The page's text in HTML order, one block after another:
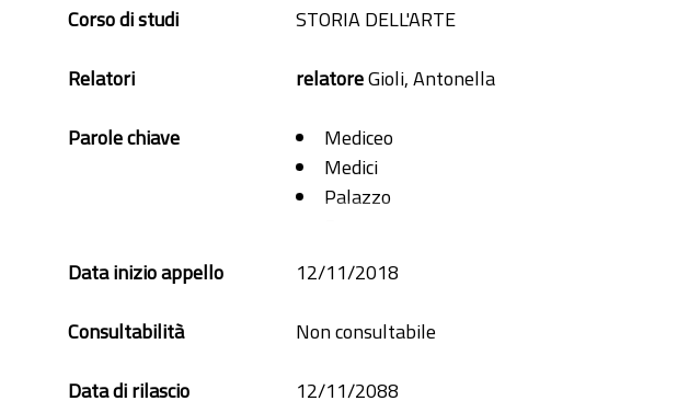
Corso di studi
STORIA DELL'ARTE
Relatori
relatoreGioli, Antonella
Parole chiave
Mediceo
Medici
Palazzo
Data inizio appello
12/11/2018
Consultabilità
Non consultabile
Data di rilascio
12/11/2088